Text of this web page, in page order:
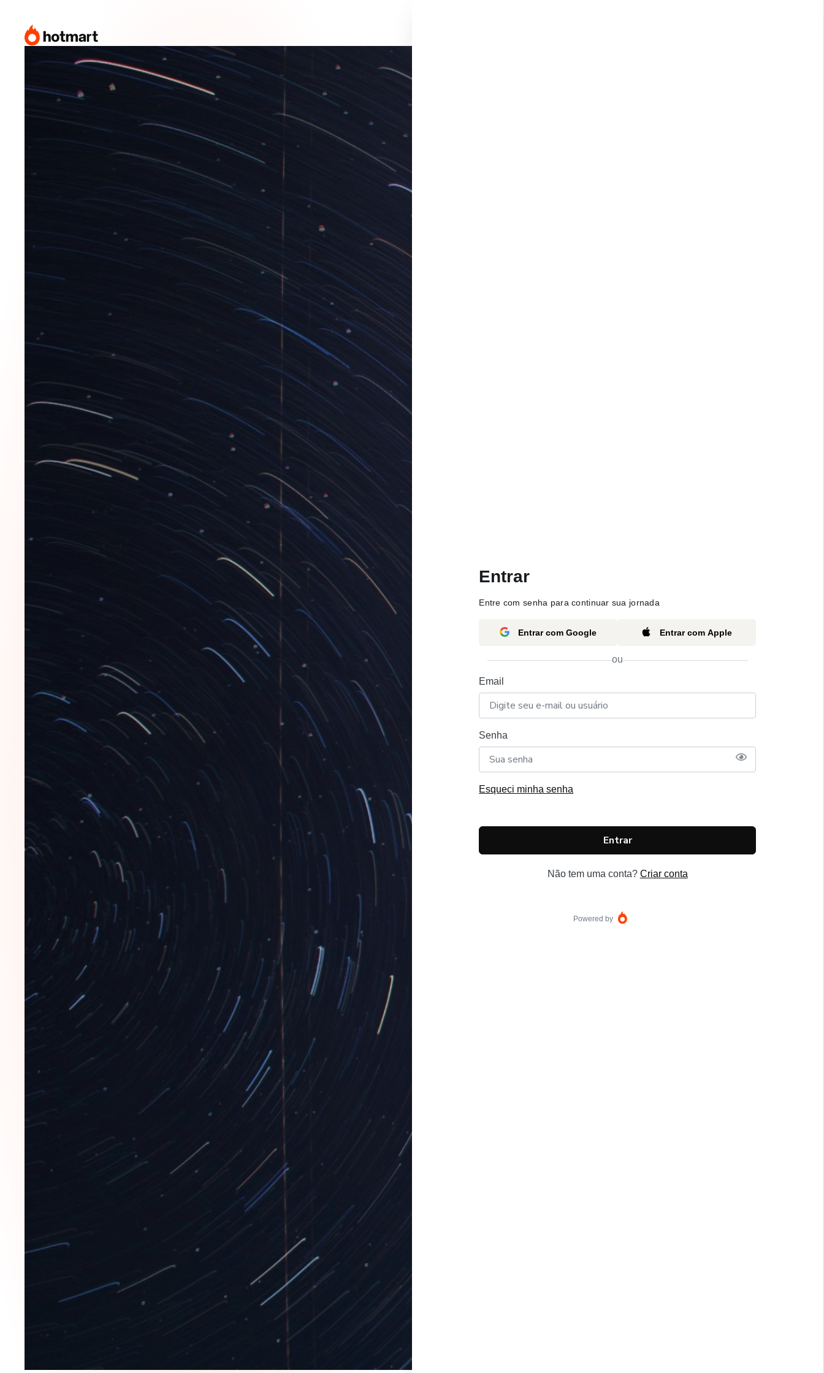
Entrar
Entre com senha para continuar sua jornada
Entrar com Google Entrar com Apple
ou
Email
Senha
Esqueci minha senha
Entrar
Não tem uma conta? Criar conta
Powered by